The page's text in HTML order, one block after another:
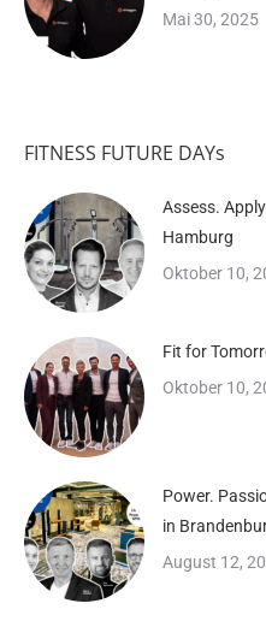
Mai 30, 2025
FITNESS FUTURE DAYs
Assess.
Hamburg
Oktober 10,
Fit for
Oktober 10,
Power.
in
August 12,